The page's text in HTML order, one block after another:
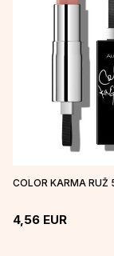
COLOR KARMA RUŽ
4,56 EUR